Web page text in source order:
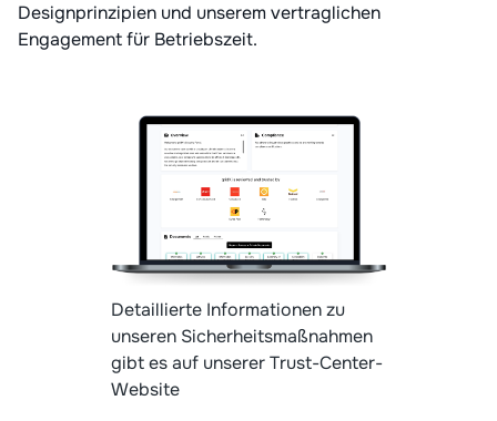
Designprinzipien und unserem vertraglichen
Engagement für Betriebszeit.
Detaillierte Informationen zu
unseren Sicherheitsmaßnahmen
gibt es auf unserer Trust-Center-
Website